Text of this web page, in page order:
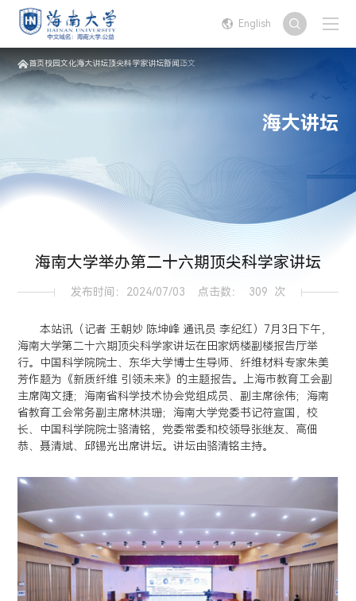
English
首页校园文化海大讲坛顶尖科学家讲坛新闻正文
海大讲坛
海南大学举办第二十六期顶尖科学家讲坛
发布时间：2024/07/03 点击数： 309 次
本站讯（记者 王朝妙 陈坤峰 通讯员 李纪红）7月3日下午，
海南大学第二十六期顶尖科学家讲坛在田家炳楼副楼报告厅举
行。中国科学院院士、东华大学博士生导师、纤维材料专家朱美
芳作题为《新质纤维 引领未来》的主题报告。上海市教育工会副
主席陶文捷；海南省科学技术协会党组成员、副主席徐伟；海南
省教育工会常务副主席林洪珊；海南大学党委书记符宣国，校
长、中国科学院院士骆清铭，党委常委和校领导张继友、高佃
恭、聂清斌、邱锡光出席讲坛。讲坛由骆清铭主持。